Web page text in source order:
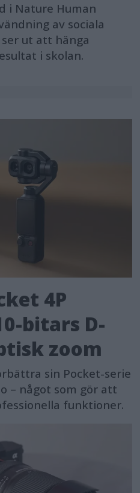
i Nature Human
av sociala
ut att hänga
i skolan.
4P
bitars D-
zoom
sin Pocket-serie
– något som gör att
funktioner.